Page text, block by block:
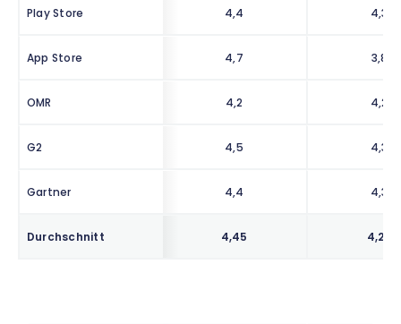
Play Store 4,4 4,3
App Store 4,7 3,8
OMR 4,2 4,2
G2 4,5 4,3
Gartner 4,4 4,3
Durchschnitt 4,45 4,23